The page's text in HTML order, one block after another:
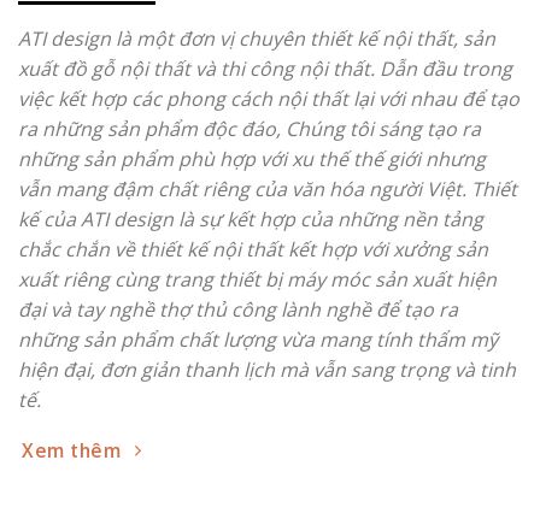
ATI DESIGN
ATI design là một đơn vị chuyên thiết kế nội thất, sản
xuất đồ gỗ nội thất và thi công nội thất. Dẫn đầu trong
việc kết hợp các phong cách nội thất lại với nhau để tạo
ra những sản phẩm độc đáo, Chúng tôi sáng tạo ra
những sản phẩm phù hợp với xu thế thế giới nhưng
vẫn mang đậm chất riêng của văn hóa người Việt. Thiết
kế của ATI design là sự kết hợp của những nền tảng
chắc chắn về thiết kế nội thất kết hợp với xưởng sản
xuất riêng cùng trang thiết bị máy móc sản xuất hiện
đại và tay nghề thợ thủ công lành nghề để tạo ra
hiện đại, đơn giản thanh lịch mà vẫn sang trọng và tinh